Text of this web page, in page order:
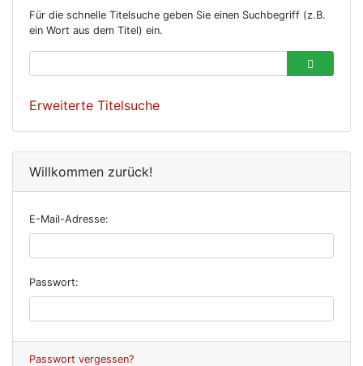
Für die schnelle Titelsuche geben Sie einen Suchbegriff (z.B.
ein Wort aus dem Titel) ein.
Erweiterte Titelsuche
Willkommen zurück!
E-Mail-Adresse:
Passwort:
Passwort vergessen?